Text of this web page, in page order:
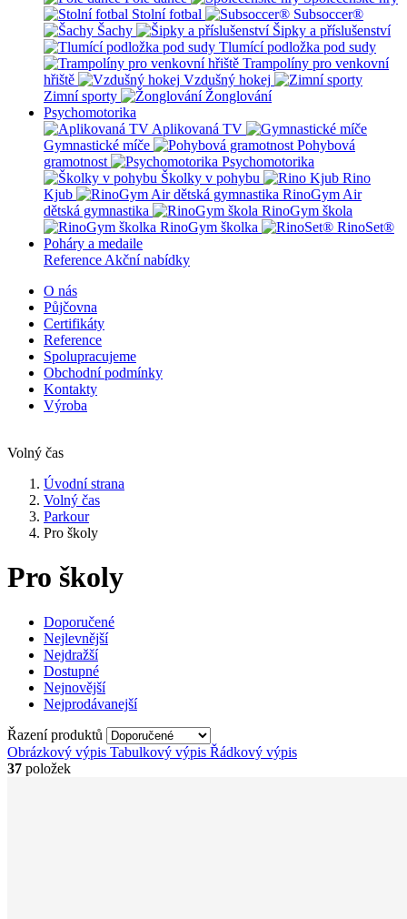
Stolní fotbal
Subsoccer®
Šachy
Šipky a příslušenství
Tlumící podložka pod sudy
Trampolíny pro venkovní
hřiště
Vzdušný hokej
Zimní sporty
Žonglování
Psychomotorika
Aplikovaná TV
Gymnastické míče
Pohybová
gramotnost
Psychomotorika
Školky v pohybu
Rino
Kjub
RinoGym Air
dětská gymnastika
RinoGym škola
RinoGym školka
RinoSet®
Poháry a medaile
Reference Akční nabídky
O nás
Půjčovna
Certifikáty
Reference
Spolupracujeme
Obchodní podmínky
Kontakty
Výroba
Volný čas
Úvodní strana
Volný čas
Parkour
Pro školy
Pro školy
Doporučené
Nejlevnější
Nejdražší
Dostupné
Nejnovější
Nejprodávanejší
Řazení produktů
Obrázkový výpis Tabulkový výpis Řádkový výpis
37 položek